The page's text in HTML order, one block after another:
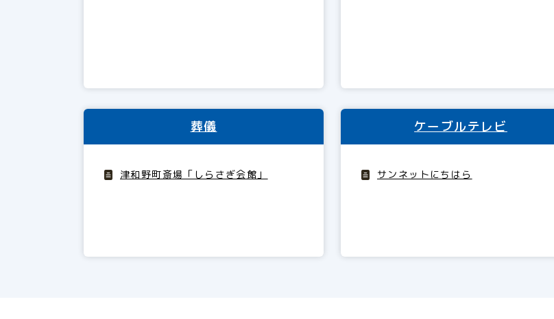
葬儀
津和野町斎場「しらさぎ会館」
ケーブルテレビ
サンネットにちはら